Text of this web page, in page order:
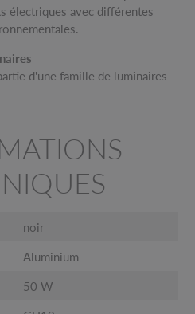
électriques avec différentes
d'une famille de luminaires
noir
Aluminium
50 W